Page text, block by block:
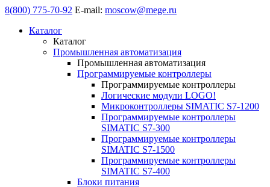
8(800) 775-70-92 E-mail: moscow@mege.ru
Каталог
Каталог
Промышленная автоматизация
Промышленная автоматизация
Программируемые контроллеры
Программируемые контроллеры
Логические модули LOGO!
Микроконтроллеры SIMATIC S7-1200
Программируемые контроллеры
SIMATIC S7-300
Программируемые контроллеры
SIMATIC S7-1500
Программируемые контроллеры
SIMATIC S7-400
Блоки питания